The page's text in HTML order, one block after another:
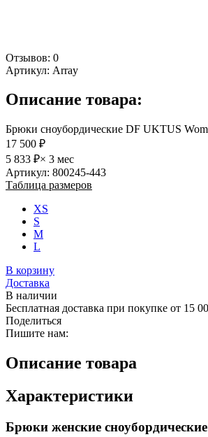
Отзывов: 0
Артикул: Array
Описание товара:
Брюки сноубордические DF UKTUS
17 500 ₽
5 833 ₽× 3 мес
Артикул: 800245-443
Таблица размеров
XS
S
M
L
В корзину
Доставка
В наличии
Бесплатная доставка при покупке от 15
Поделиться
Пишите нам:
Описание товара
Характеристики
Брюки женские